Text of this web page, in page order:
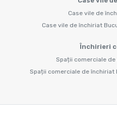
Case vile de
Case vile de închiriat
Închirieri
Spații comerciale
Spații comerciale de închiriat